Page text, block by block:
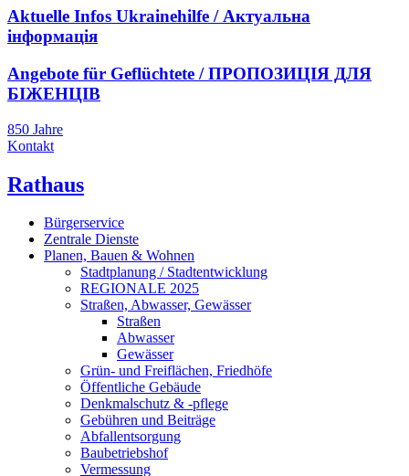
Aktuelle Infos Ukrainehilfe / Актуальна
інформація
Angebote für Geflüchtete / ПРОПОЗИЦІЯ ДЛЯ
БІЖЕНЦІВ
850 Jahre
Kontakt
Rathaus
Bürgerservice
Zentrale Dienste
Planen, Bauen & Wohnen
Stadtplanung / Stadtentwicklung
REGIONALE 2025
Straßen, Abwasser, Gewässer
Straßen
Abwasser
Gewässer
Grün- und Freiflächen, Friedhöfe
Öffentliche Gebäude
Denkmalschutz & -pflege
Gebühren und Beiträge
Abfallentsorgung
Baubetriebshof
Vermessung